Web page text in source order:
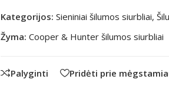
Kategorijos: Sieniniai šilumos siurbliai,
Žyma: Cooper & Hunter šilumos siurbliai
Palyginti Pridėti prie